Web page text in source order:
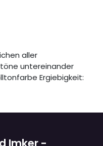
aller
untereinander
Ergiebigkeit: